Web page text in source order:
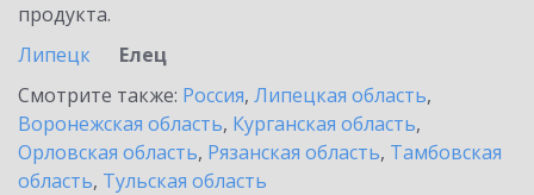
продукта.
Липецк
Елец
Смотрите также: Россия, Липецкая область,
Воронежская область, Курганская область,
Орловская область, Рязанская область, Тамбовская
область, Тульская область